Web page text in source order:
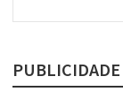
post:
PUBLICIDADE